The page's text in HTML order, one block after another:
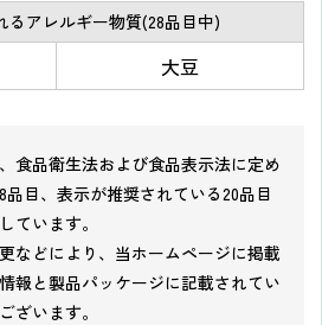
るアレルギー物質(28品目中)
大豆
食品衛生法および食品表示法に定め
品目、表示が推奨されている20品目
ています。
などにより、当ホームページに掲載
報と製品パッケージに記載されてい
ざいます。